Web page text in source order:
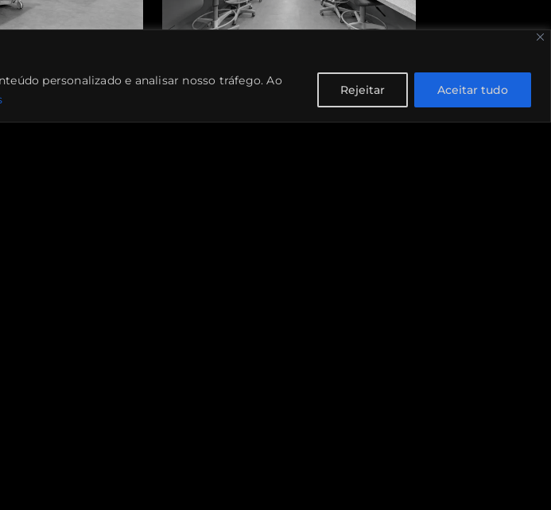
personalizado e analisar nosso tráfego. Ao
Rejeitar Aceitar tudo